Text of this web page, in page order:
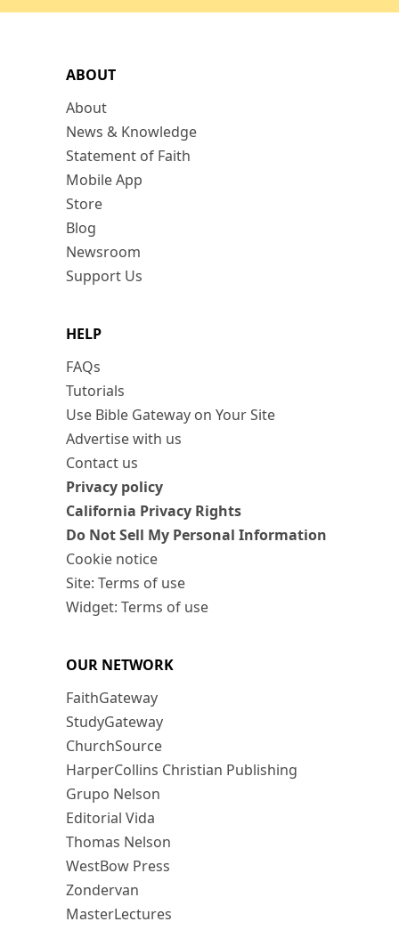
ABOUT
About
News & Knowledge
Statement of Faith
Mobile App
Store
Blog
Newsroom
Support Us
HELP
FAQs
Tutorials
Use Bible Gateway on Your Site
Advertise with us
Contact us
Privacy policy
California Privacy Rights
Do Not Sell My Personal Information
Cookie notice
Site: Terms of use
Widget: Terms of use
OUR NETWORK
FaithGateway
StudyGateway
ChurchSource
HarperCollins Christian Publishing
Grupo Nelson
Editorial Vida
Thomas Nelson
WestBow Press
Zondervan
MasterLectures